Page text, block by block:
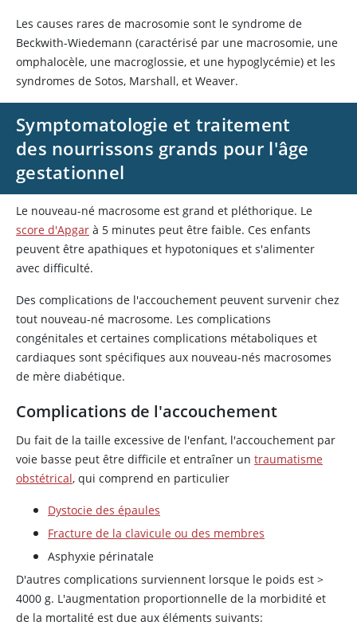
Les causes rares de macrosomie sont le syndrome de
Beckwith-Wiedemann (caractérisé par une macrosomie, une
omphalocèle, une macroglossie, et une hypoglycémie) et les
syndromes de Sotos, Marshall, et Weaver.
Symptomatologie et traitement
des nourrissons grands pour l'âge
gestationnel
Le nouveau-né macrosome est grand et pléthorique. Le
score d'Apgar à 5 minutes peut être faible. Ces enfants
peuvent être apathiques et hypotoniques et s'alimenter
avec difficulté.
Des complications de l'accouchement peuvent survenir chez
tout nouveau-né macrosome. Les complications
congénitales et certaines complications métaboliques et
cardiaques sont spécifiques aux nouveau-nés macrosomes
de mère diabétique.
Complications de l'accouchement
Du fait de la taille excessive de l'enfant, l'accouchement par
voie basse peut être difficile et entraîner un traumatisme
obstétrical, qui comprend en particulier
Dystocie des épaules
Fracture de la clavicule ou des membres
Asphyxie périnatale
D'autres complications surviennent lorsque le poids est >
4000 g. L'augmentation proportionnelle de la morbidité et
de la mortalité est due aux éléments suivants: